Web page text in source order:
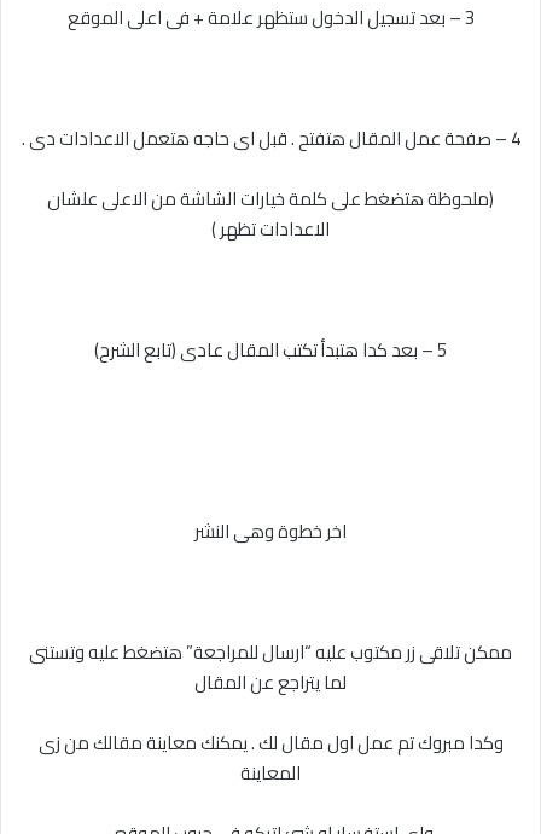
3 – بعد تسجيل الدخول ستظهر علامة + فى اعلى الموقع
4 – صفحة عمل المقال هتفتح . قبل اى حاجه هتعمل الاعدادات دى .
(ملحوظة هتضغط على كلمة خيارات الشاشة من الاعلى علشان
الاعدادات تظهر )
5 – بعد كدا هتبدأ تكتب المقال عادى (تابع الشرح)
اخر خطوة وهى النشر
ممكن تلاقى زر مكتوب عليه “ارسال للمراجعة” هتضغط عليه وتستنى
لما يتراجع عن المقال
وكدا مبروك تم عمل اول مقال لك . يمكنك معاينة مقالك من زى
المعاينة